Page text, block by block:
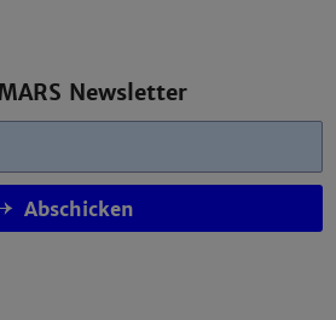
Newsletter
Abschicken